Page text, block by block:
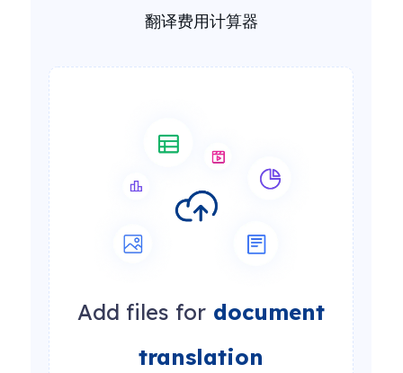
翻译费用计算器
Add files for document
translation